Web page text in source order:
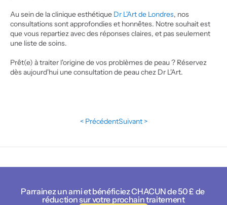
Au sein de la clinique esthétique Dr L'Art de Londres, nos
consultations sont approfondies et honnêtes. Notre souhait est
que vous repartiez avec des réponses claires, et pas seulement
une liste de soins.
Prêt(e) à traiter l'origine de vos problèmes de peau ? Réservez
dès aujourd'hui une consultation de peau chez Dr L'Art.
< PrécédentSuivant >
Parrainez un ami et bénéficiez CHACUN de 50 £ de
réduction sur votre prochain traitement